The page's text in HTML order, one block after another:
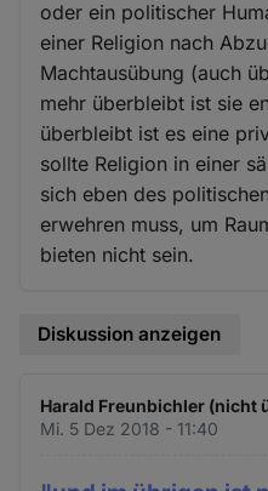
oder ein politischer
einer Religion nach
Machtausübung (auch
mehr überbleibt ist sie
überbleibt ist es eine
sollte Religion in einer
sich eben des
erwehren muss, um
bieten nicht sein.
Diskussion anzeigen
Harald Freunbichler (nicht
Mi. 5 Dez 2018 - 11:40